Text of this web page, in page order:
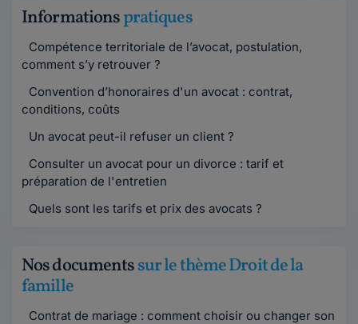
Informationspratiques
Compétence territoriale de l’avocat, postulation,
comment s’y retrouver ?
Convention d’honoraires d'un avocat : contrat,
conditions, coûts
Un avocat peut-il refuser un client ?
Consulter un avocat pour un divorce : tarif et
préparation de l'entretien
Quels sont les tarifs et prix des avocats ?
Nos documentssur le thème Droit de la
famille
Contrat de mariage : comment choisir ou changer son